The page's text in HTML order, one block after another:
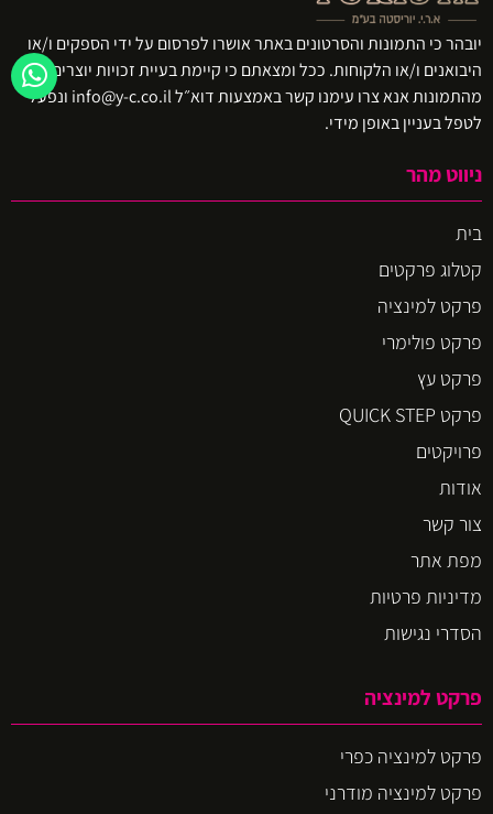
יובהר כי התמונות והסרטונים באתר אושרו לפרסום על ידי הספקים ו/או
היבואנים ו/או הלקוחות. ככל ומצאתם כי קיימת בעיית זכויות יוצרים באיזו
מהתמונות אנא צרו עימנו קשר באמצעות דוא״ל info@y-c.co.il ונפעל
לטפל בעניין באופן מידי.
ניווט מהר
בית
קטלוג פרקטים
פרקט למינציה
פרקט פולימרי
פרקט עץ
פרקט QUICK STEP
פרויקטים
אודות
צור קשר
מפת אתר
מדיניות פרטיות
הסדרי נגישות
פרקט למינציה
פרקט למינציה כפרי
פרקט למינציה מודרני